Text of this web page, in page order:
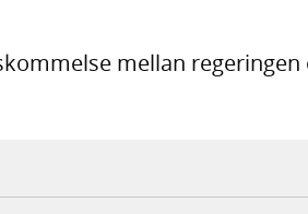
mellan regeringen